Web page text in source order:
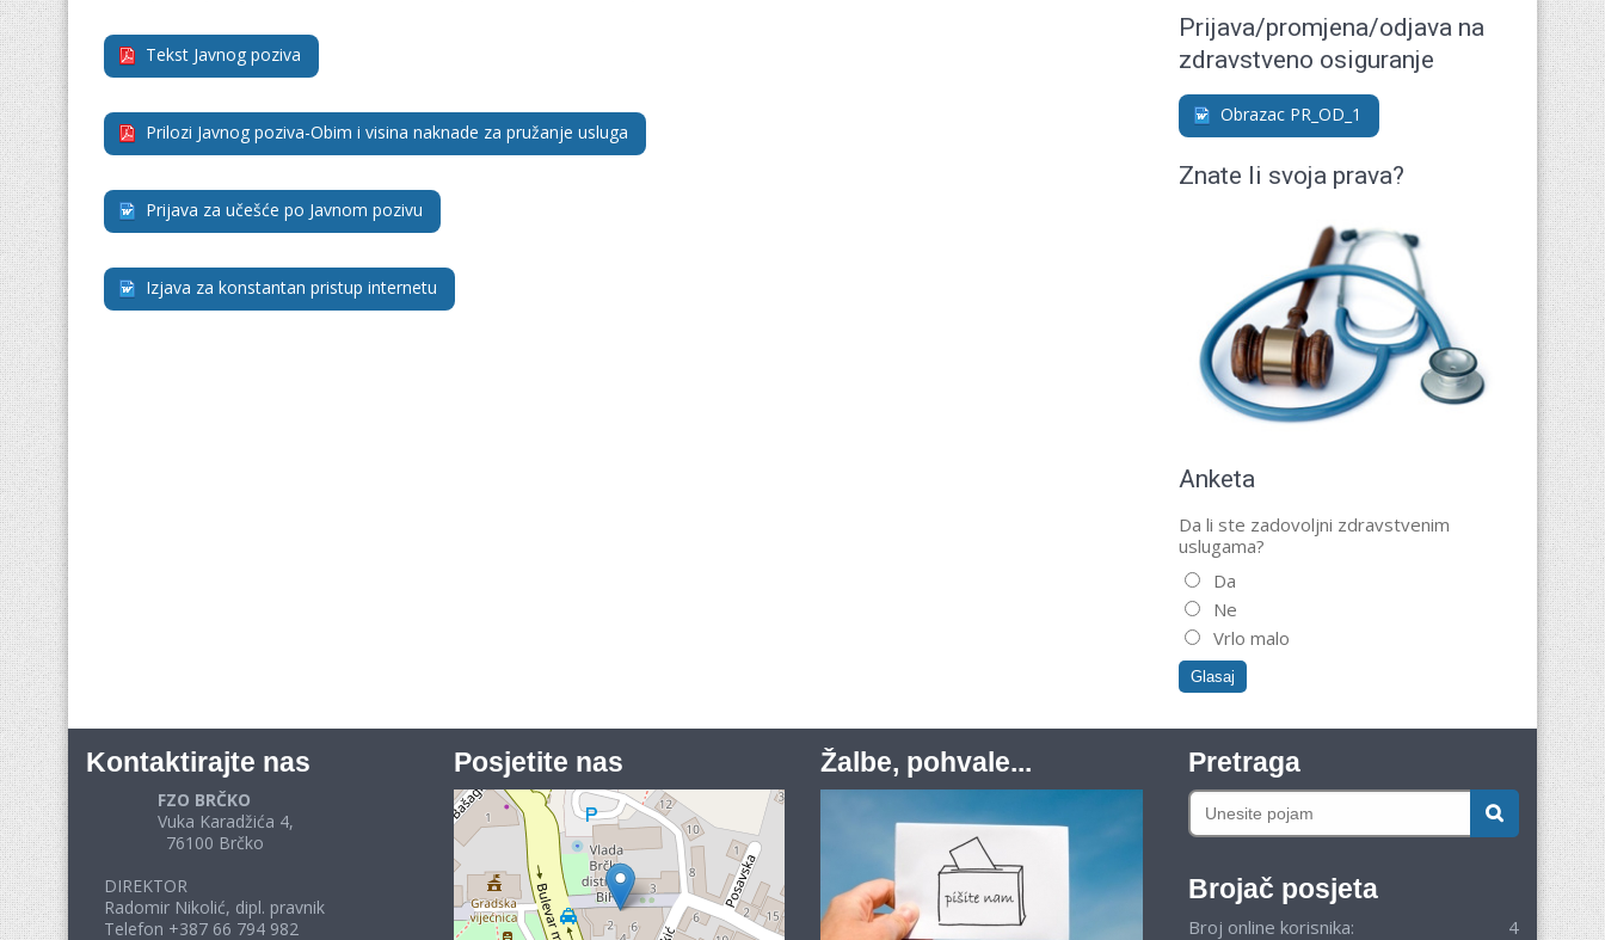
Tekst Javnog poziva
Prilozi Javnog poziva-Obim i visina naknade za pružanje usluga
Prijava za učešće po Javnom pozivu
Izjava za konstantan pristup internetu
Prijava/promjena/odjava na
zdravstveno osiguranje
Obrazac PR_OD_1
Znate li svoja prava?
Anketa
Da li ste zadovoljni zdravstvenim
uslugama?
Da
Ne
Vrlo malo
Kontaktirajte nas
FZO BRČKO
Vuka Karadžića 4,
76100 Brčko
DIREKTOR
Radomir Nikolić, dipl. pravnik
Telefon +387 66 794 982
Posjetite nas Žalbe, pohvale... Pretraga
Brojač posjeta
Broj online korisnika: 4